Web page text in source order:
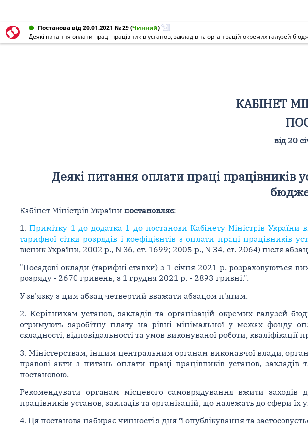
Постанова від 20.01.2021 № 29(Чинний)
Деякі питання оплати праці працівників установ, закладів та організацій окремих галузей